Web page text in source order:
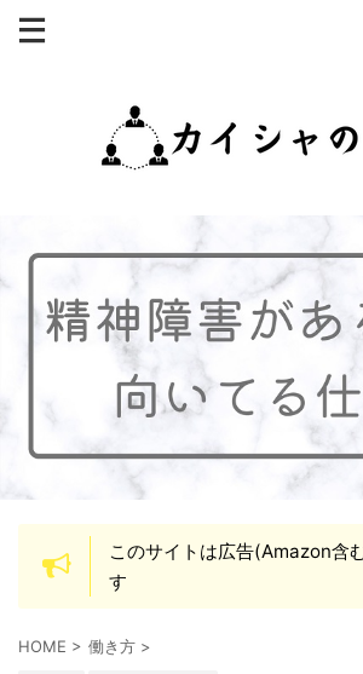
このサイトは広告(Amazon含
す
HOME > 働き方 >